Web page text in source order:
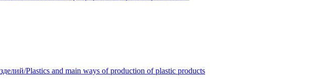
Plastics and main ways of production of plastic products